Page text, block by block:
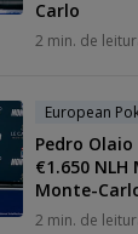
Carlo
2 min. de
European
Pedro
€1.650
Monte-
2 min. de